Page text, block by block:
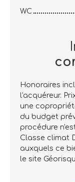
WC
Honoraires
l'acquéreur.
une
du budget
procédure
Classe climat
auxquels ce
le site